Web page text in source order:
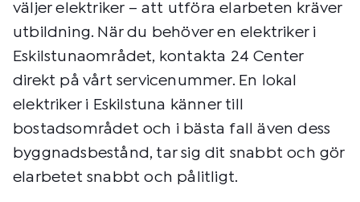
väljer elektriker – att utföra elarbeten kräver
utbildning. När du behöver en elektriker i
Eskilstunaområdet, kontakta 24 Center
direkt på vårt servicenummer. En lokal
elektriker i Eskilstuna känner till
bostadsområdet och i bästa fall även dess
byggnadsbestånd, tar sig dit snabbt och gör
elarbetet snabbt och pålitligt.